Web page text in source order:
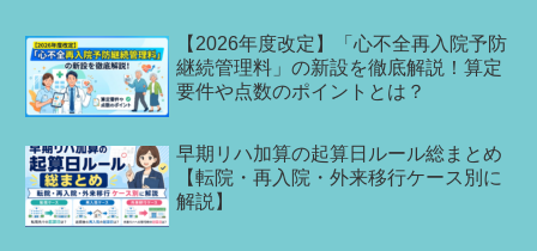
【2026年度改定】「心不全再入院予防
継続管理料」の新設を徹底解説！算定
要件や点数のポイントとは？
早期リハ加算の起算日ルール総まとめ
【転院・再入院・外来移行ケース別に
解説】